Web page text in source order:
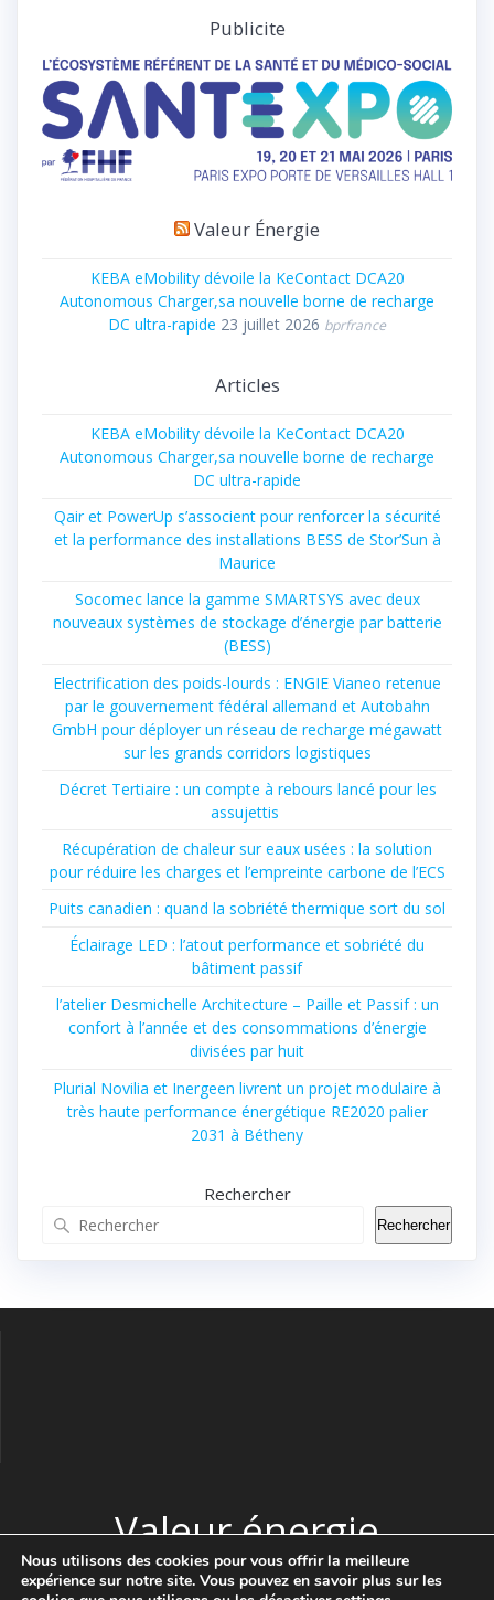
Publicite
Valeur Énergie
KEBA eMobility dévoile la KeContact DCA20
Autonomous Charger,sa nouvelle borne de recharge
DC ultra-rapide 23 juillet 2026 bprfrance
Articles
KEBA eMobility dévoile la KeContact DCA20
Autonomous Charger,sa nouvelle borne de recharge
DC ultra-rapide
Qair et PowerUp s’associent pour renforcer la sécurité
et la performance des installations BESS de Stor’Sun à
Maurice
Socomec lance la gamme SMARTSYS avec deux
nouveaux systèmes de stockage d’énergie par batterie
(BESS)
Electrification des poids-lourds : ENGIE Vianeo retenue
par le gouvernement fédéral allemand et Autobahn
GmbH pour déployer un réseau de recharge mégawatt
sur les grands corridors logistiques
Décret Tertiaire : un compte à rebours lancé pour les
assujettis
Récupération de chaleur sur eaux usées : la solution
pour réduire les charges et l’empreinte carbone de l’ECS
Puits canadien : quand la sobriété thermique sort du sol
Éclairage LED : l’atout performance et sobriété du
bâtiment passif
l’atelier Desmichelle Architecture – Paille et Passif : un
confort à l’année et des consommations d’énergie
divisées par huit
Plurial Novilia et Inergeen livrent un projet modulaire à
très haute performance énergétique RE2020 palier
2031 à Bétheny
Rechercher
Rechercher
Valeur énergie
© 2026 Valeur énergie. Construit avec WordPress et le thème
Nous utilisons des cookies pour vous offrir la meilleure
expérience sur notre site. Vous pouvez en savoir plus sur les